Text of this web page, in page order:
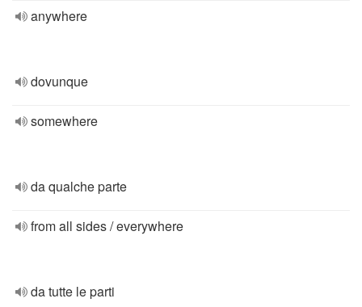
anywhere
dovunque
somewhere
da qualche parte
from all sides / everywhere
da tutte le parti